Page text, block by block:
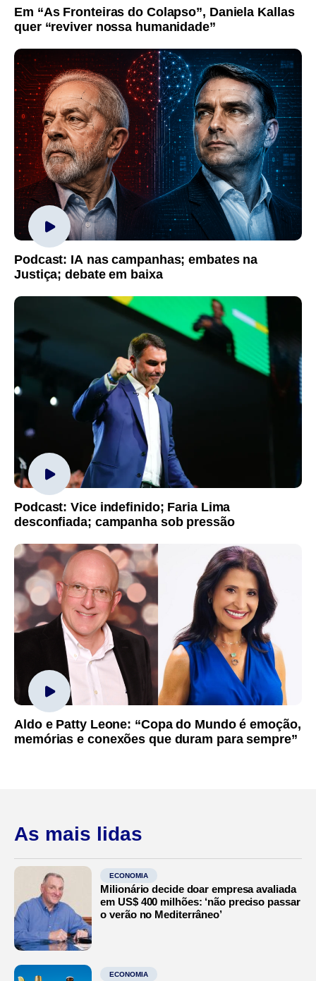
Em “As Fronteiras do Colapso”, Daniela Kallas
quer “reviver nossa humanidade”
Podcast: IA nas campanhas; embates na
Justiça; debate em baixa
Podcast: Vice indefinido; Faria Lima
desconfiada; campanha sob pressão
Aldo e Patty Leone: “Copa do Mundo é emoção,
memórias e conexões que duram para sempre”
As mais lidas
ECONOMIA
Milionário decide doar empresa avaliada
em US$ 400 milhões: ‘não preciso passar
o verão no Mediterrâneo’
ECONOMIA